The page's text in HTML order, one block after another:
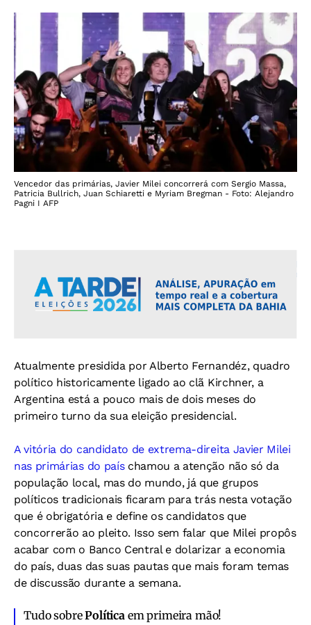
Vencedor das primárias, Javier Milei concorrerá com Sergio Massa,
Patricia Bullrich, Juan Schiaretti e Myriam Bregman - Foto: Alejandro
Pagni I AFP
Atualmente presidida por Alberto Fernandéz, quadro
político historicamente ligado ao clã Kirchner, a
Argentina está a pouco mais de dois meses do
primeiro turno da sua eleição presidencial.
A vitória do candidato de extrema-direita Javier Milei
nas primárias do paíschamou a atenção não só da
população local, mas do mundo, já que grupos
políticos tradicionais ficaram para trás nesta votação
que é obrigatória e define os candidatos que
concorrerão ao pleito. Isso sem falar que Milei propôs
acabar com o Banco Central e dolarizar a economia
do país, duas das suas pautas que mais foram temas
de discussão durante a semana.
Tudo sobrePolítica em primeira mão!